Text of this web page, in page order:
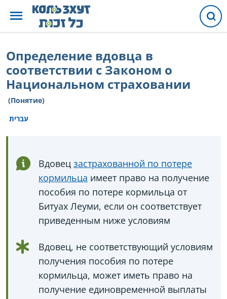
Определение вдовца в
соответствии с Законом о
Национальном страховании
(Понятие)
עברית
Вдовец застрахованной по потере
кормильца имеет право на получение
пособия по потере кормильца от
Битуах Леуми, если он соответствует
приведенным ниже условиям
Вдовец, не соответствующий условиям
получения пособия по потере
кормильца, может иметь право на
получение единовременной выплаты